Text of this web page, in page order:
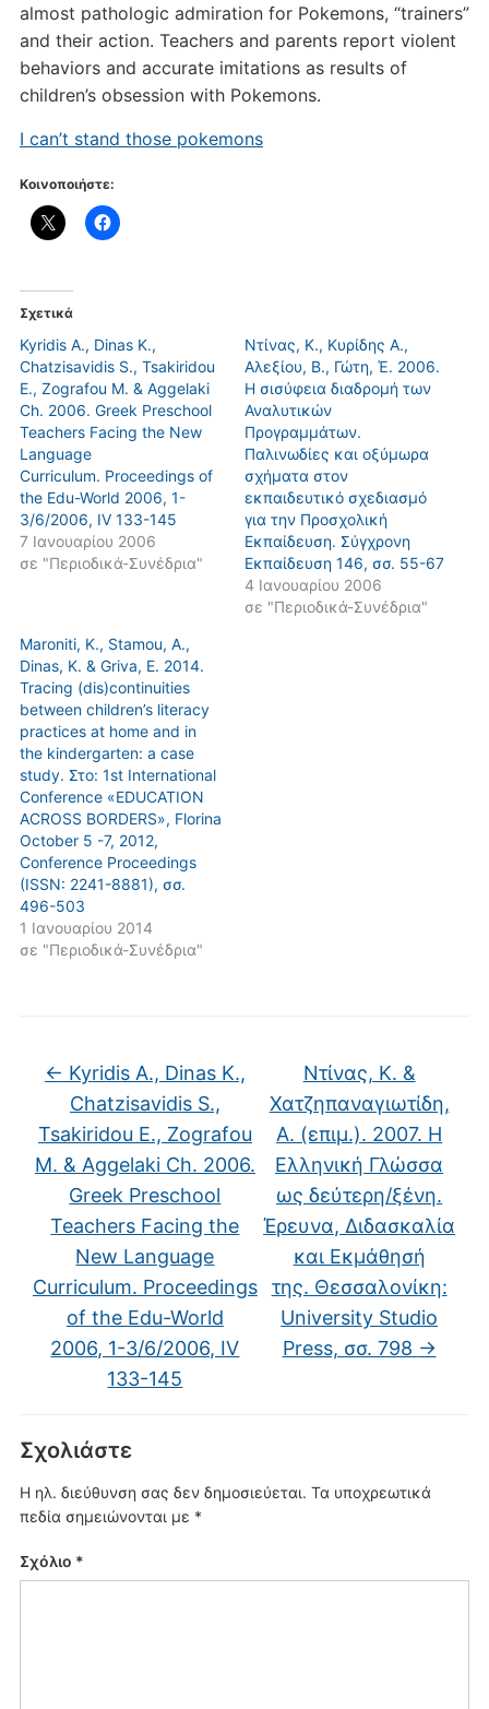
almost pathologic admiration for Pokemons, “trainers”
and their action. Teachers and parents report violent
behaviors and accurate imitations as results of
children’s obsession with Pokemons.
I can’t stand those pokemons
Κοινοποιήστε:
Σχετικά
Kyridis A., Dinas K.,
Chatzisavidis S., Tsakiridou
E., Zografou M. & Aggelaki
Ch. 2006. Greek Preschool
Teachers Facing the New
Language
Curriculum. Proceedings of
the Edu-World 2006, 1-
3/6/2006, IV 133-145
7 Ιανουαρίου 2006
σε "Περιοδικά-Συνέδρια"
Ντίνας, Κ., Κυρίδης Α.,
Αλεξίου, Β., Γώτη, Έ. 2006.
Η σισύφεια διαδρομή των
Αναλυτικών
Προγραμμάτων.
Παλινωδίες και οξύμωρα
σχήματα στον
εκπαιδευτικό σχεδιασμό
για την Προσχολική
Εκπαίδευση. Σύγχρονη
Eκπαίδευση 146, σσ. 55-67
4 Ιανουαρίου 2006
σε "Περιοδικά-Συνέδρια"
Maroniti, K., Stamou, A.,
Dinas, K. & Griva, E. 2014.
Tracing (dis)continuities
between children’s literacy
practices at home and in
the kindergarten: a case
study. Στο: 1st International
Conference «EDUCATION
ACROSS BORDERS», Florina
October 5 -7, 2012,
Conference Proceedings
(ISSN: 2241-8881), σσ.
496-503
1 Ιανουαρίου 2014
σε "Περιοδικά-Συνέδρια"
← Kyridis A., Dinas K.,
Chatzisavidis S.,
Tsakiridou E., Zografou
M. & Aggelaki Ch. 2006.
Greek Preschool
Teachers Facing the
New Language
Curriculum. Proceedings
of the Edu-World
2006, 1-3/6/2006, IV
133-145
Ντίνας, Κ. &
Χατζηπαναγιωτίδη,
Α. (επιμ.). 2007. Η
Ελληνική Γλώσσα
ως δεύτερη/ξένη.
Έρευνα, Διδασκαλία
και Εκμάθησή
της. Θεσσαλονίκη:
University Studio
Press, σσ. 798 →
Σχολιάστε
Η ηλ. διεύθυνση σας δεν δημοσιεύεται. Τα υποχρεωτικά
πεδία σημειώνονται με *
Σχόλιο *